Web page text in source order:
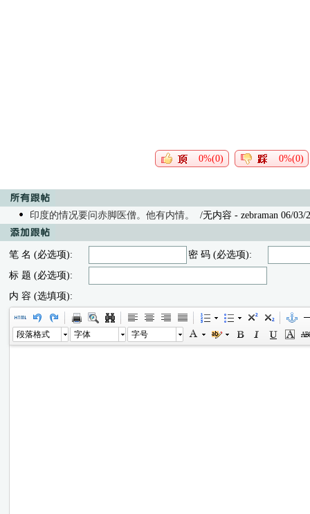
0%(0) 0%(0)
印度的情况要问赤脚医僧。他有内情。 /无内容 - zebraman 06/03/
笔 名 (必选项):
密 码 (必选项):
标 题 (必选项):
内 容 (选填项):
段落格式 字体 字号